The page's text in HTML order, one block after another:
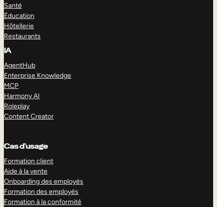
Santé
Éducation
Hôtellerie
Restaurants
IA
AgentHub
Enterprise Knowledge
MCP
Harmony AI
Roleplay
Content Creator
Cas d’usage
Formation client
Aide à la vente
Onboarding des employés
Formation des employés
Formation à la conformité